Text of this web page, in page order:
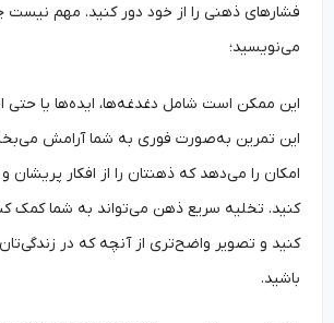
فشارهای ذهنی را از خود دور کنید. مهم نیست چه
می‌نویسید؛
این ممکن است شامل دغدغه‌ها، ایده‌ها یا حتی
این تمرین به‌صورت فوری به شما آرامش می‌بخشد
امکان را می‌دهد که ذهنتان را از افکار پریشان و
کنید. تخلیه سریع ذهن می‌تواند به شما کمک کند
کنید و تصویر واضح‌تری از آنچه که در زندگی‌تان
باشید.